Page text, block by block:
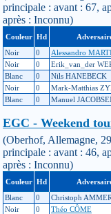
principale : avant : 67,
après : Inconnu)
Couleur Hd
Noir
0 Alessandro
Noir
0 Erik_van_der
Blanc
0 Nils HANEBECK
Noir
0 Mark-Matthias
Blanc
0 Manuel
EGC - Weekend
(Oberhof, Allemagne,
principale : avant : 46,
après : Inconnu)
Couleur Hd
Blanc
0 Christoph
Noir
0 Théo CÔME